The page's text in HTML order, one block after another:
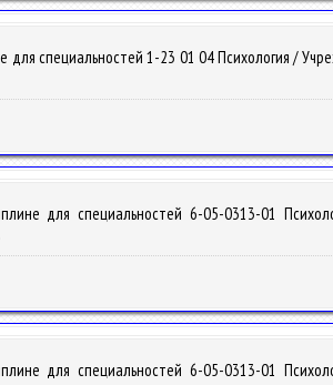
специальностей 1-23 01 04 Психология /
для специальностей 6-05-0313-01
для специальностей 6-05-0313-01